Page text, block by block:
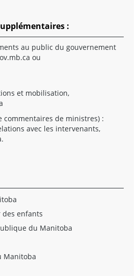
:
au public du gouvernement
ou
et mobilisation,
commentaires de ministres) :
avec les intervenants,
.
enfants
du Manitoba
Manitoba